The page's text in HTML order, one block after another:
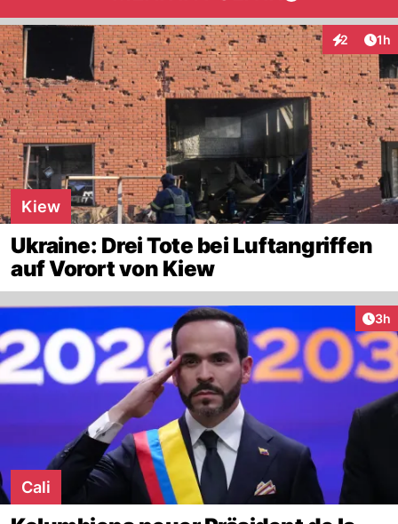
2 1h
Kiew
Ukraine: Drei Tote bei Luftangriffen
auf Vorort von Kiew
3h
Cali